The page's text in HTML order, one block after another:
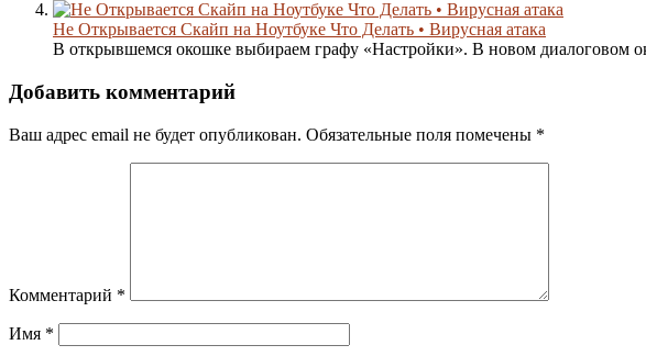
Не Открывается Скайп на Ноутбуке Что Делать • Вирусная атака
В открывшемся окошке выбираем графу «Настройки». В новом диалоговом
Добавить комментарий
Ваш адрес email не будет опубликован. Обязательные поля помечены *
Комментарий *
Имя *